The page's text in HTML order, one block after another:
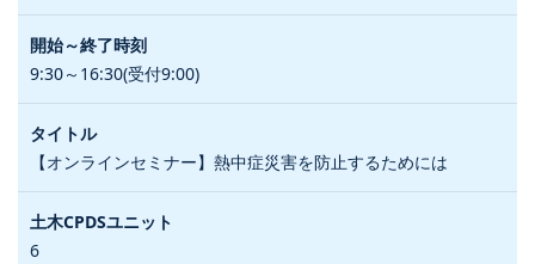
9:30～16:30(受付9:00)
【オンラインセミナー】熱中症災害を防止するためには
6